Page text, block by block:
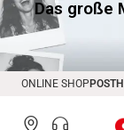
springen
Das große
ONLINE SHOP